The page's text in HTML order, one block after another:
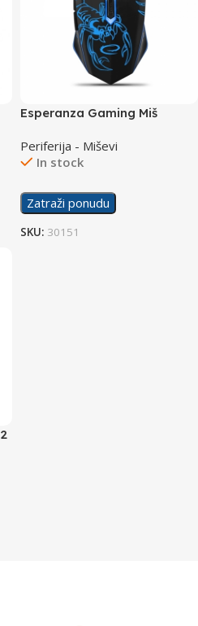
Esperanza Gaming Miš
Periferija - Miševi
In stock
Zatraži ponudu
SKU: 30151